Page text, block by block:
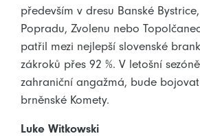
především v dresu Banské
Popradu, Zvolenu nebo
patřil mezi nejlepší slovenské
zákroků přes 92 %. V letošní
zahraniční angažmá, bude
brněnské Komety.
Luke Witkowski